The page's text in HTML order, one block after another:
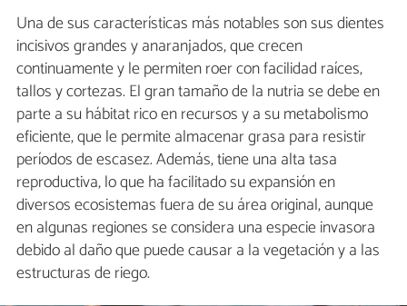
Una de sus características más notables son sus dientes
incisivos grandes y anaranjados, que crecen
continuamente y le permiten roer con facilidad raíces,
tallos y cortezas. El gran tamaño de la nutria se debe en
parte a su hábitat rico en recursos y a su metabolismo
eficiente, que le permite almacenar grasa para resistir
períodos de escasez. Además, tiene una alta tasa
reproductiva, lo que ha facilitado su expansión en
diversos ecosistemas fuera de su área original, aunque
en algunas regiones se considera una especie invasora
debido al daño que puede causar a la vegetación y a las
estructuras de riego.